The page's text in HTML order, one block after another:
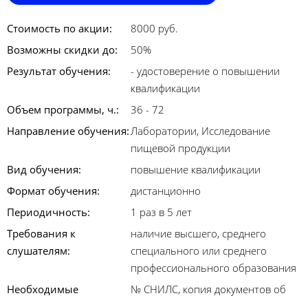
Стоимость по акции:
8000 руб.
Возможны скидки до:
50%
Результат обучения:
- удостоверение о повышении
квалификации
Объем программы, ч.:
36 - 72
Направление обучения:Лаборатории, Исследование
пищевой продукции
Вид обучения:
повышение квалификации
Формат обучения:
дистанционно
Периодичность:
1 раз в 5 лет
Требования к
слушателям:
наличие высшего, среднего
специального или среднего
профессионального образования
Необходимые
№ СНИЛС, копия документов об